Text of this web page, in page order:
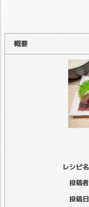
概要
レシピ名
投稿者
投稿日